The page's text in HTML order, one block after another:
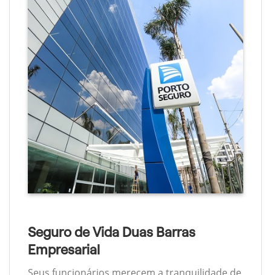
Seguro de Vida Duas Barras
Empresarial